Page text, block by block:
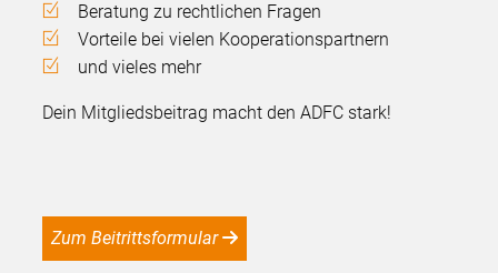
Beratung zu rechtlichen Fragen
Vorteile bei vielen Kooperationspartnern
und vieles mehr
Dein Mitgliedsbeitrag macht den ADFC stark!
Zum Beitrittsformular